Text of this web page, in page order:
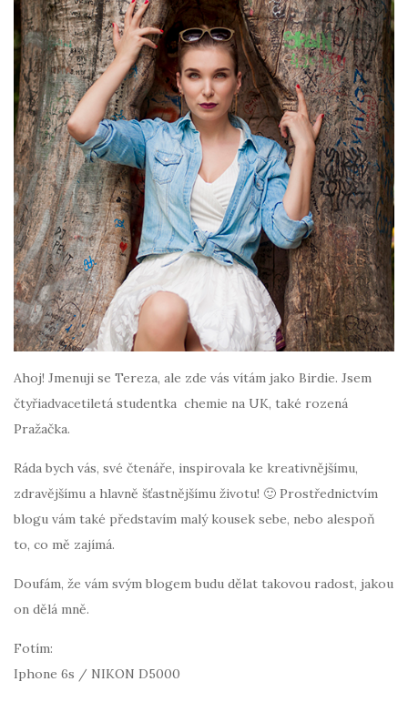
Ahoj! Jmenuji se Tereza, ale zde vás vítám jako Birdie. Jsem
čtyřiadvacetiletá studentka chemie na UK, také rozená
Pražačka.
Ráda bych vás, své čtenáře, inspirovala ke kreativnějšímu,
zdravějšímu a hlavně šťastnějšímu životu! 🙂 Prostřednictvím
blogu vám také představím malý kousek sebe, nebo alespoň
to, co mě zajímá.
Doufám, že vám svým blogem budu dělat takovou radost, jakou
on dělá mně.
Fotím:
Iphone 6s / NIKON D5000